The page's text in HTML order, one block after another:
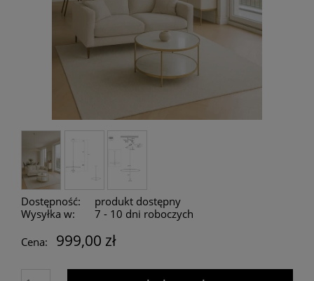
Dostępność:
produkt dostępny
Wysyłka w:
7 - 10 dni roboczych
Cena:
999,00 zł